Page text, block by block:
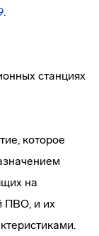
.
станциях
которое
на
ПВО, и их